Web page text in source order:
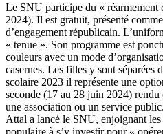
Le SNU participe du «
2024). Il est gratuit, présenté
d’engagement républicain.
« tenue ». Son programme est
couleurs avec un mode
casernes. Les filles y sont séparées
scolaire 2023 il représente une
seconde (17 au 28 juin 2024)
une association ou un service
Attal a lancé le SNU, enjoignant les
populaire à s’y investir pour «